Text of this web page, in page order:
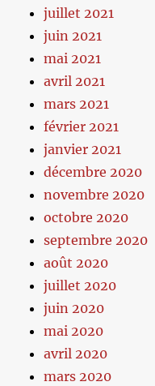
juillet 2021
juin 2021
mai 2021
avril 2021
mars 2021
février 2021
janvier 2021
décembre 2020
novembre 2020
octobre 2020
septembre 2020
août 2020
juillet 2020
juin 2020
mai 2020
avril 2020
mars 2020